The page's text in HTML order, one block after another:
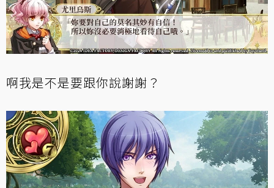
啊我是不是要跟你說謝謝？